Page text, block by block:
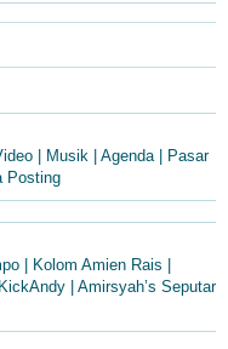
Musik Agenda|
Pasar
Posting
Kolom Amien Rais
KickAndy
Amirsyah’s Seputar